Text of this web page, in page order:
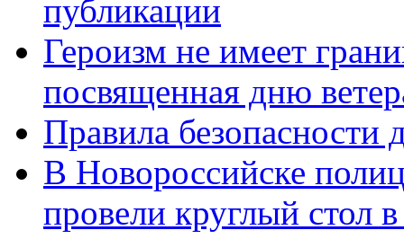
публикации
Героизм не имеет
посвященная дню
Правила безопасности
В Новороссийске
провели круглый стол